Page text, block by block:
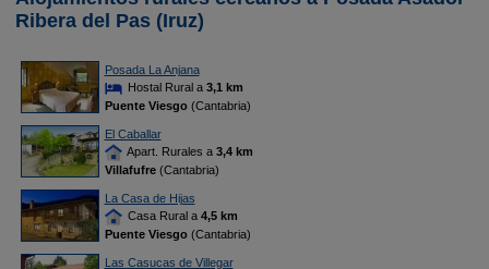
Ribera del Pas (Iruz)
Posada La Anjana
Hostal Rural a 3,1 km
Puente Viesgo(Cantabria)
El Caballar
Apart. Rurales a 3,4 km
Villafufre(Cantabria)
La Casa de Hijas
Casa Rural a 4,5 km
Puente Viesgo(Cantabria)
Las Casucas de Villegar